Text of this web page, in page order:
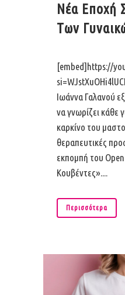
Νέα Εποχή
Των
[embed]https://
Ιωάννα Γαλανού
να γνωρίζει κάθε
καρκίνο του
θεραπευτικές
εκπομπή του
Κουβέντες»....
Περισσότερα